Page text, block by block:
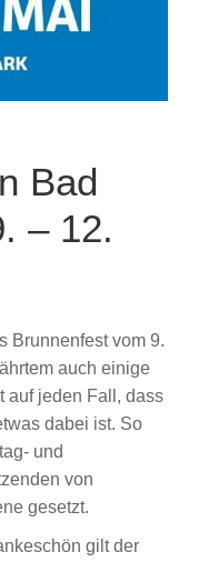
Bad
– 12.
Brunnenfest vom 9.
auch einige
auf jeden Fall, dass
dabei ist. So
und
von
gesetzt.
gilt der